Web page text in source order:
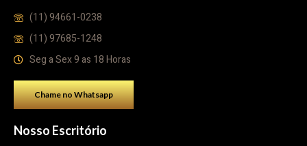
(11) 94661-0238
(11) 97685-1248
Seg a Sex 9 as 18 Horas
Chame no Whatsapp
Nosso Escritório